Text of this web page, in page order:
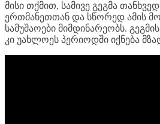
მისი თქმით, სამივე გეგმა
ერთმანეთთან და სწორედ ამის
სამუშაოები მიმდინარეობს.
კი უახლოეს პერიოდში იქნება